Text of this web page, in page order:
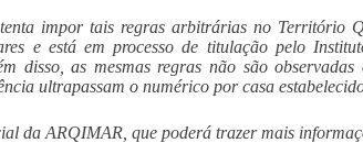
impor tais regras arbitrárias no Território
e está em processo de titulação pelo
disso, as mesmas regras não são
ultrapassam o numérico por casa
da ARQIMAR, que poderá trazer mais